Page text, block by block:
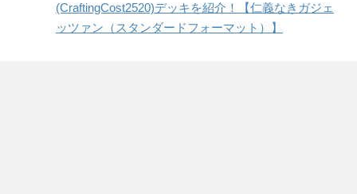
(CraftingCost2520)デッキを紹介！【仁義なきガジェ
ッツァン（スタンダードフォーマット）】